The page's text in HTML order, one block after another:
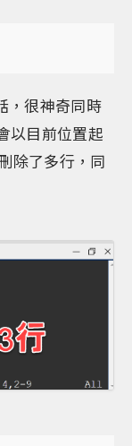
，很神奇同時
以目前位置起
除了多行，同